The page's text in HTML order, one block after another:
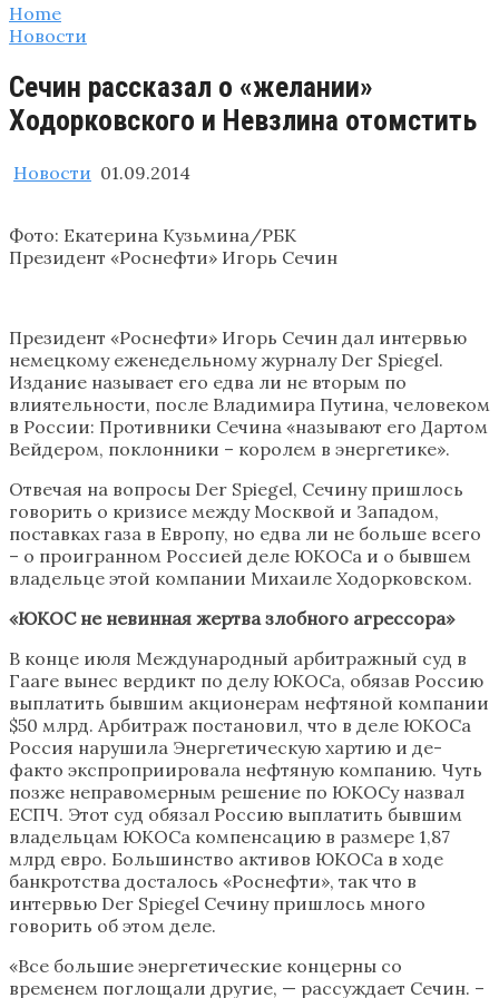
Home
Новости
Сечин рассказал о «желании»
Ходорковского и Невзлина отомстить
Новости 01.09.2014
Фото: Екатерина Кузьмина/РБК
Президент «Роснефти» Игорь Сечин
Президент «Роснефти» Игорь Сечин дал интервью
немецкому еженедельному журналу Der Spiegel.
Издание называет его едва ли не вторым по
влиятельности, после Владимира Путина, человеком
в России: Противники Сечина «называют его Дартом
Вейдером, поклонники – королем в энергетике».
Отвечая на вопросы Der Spiegel, Сечину пришлось
говорить о кризисе между Москвой и Западом,
поставках газа в Европу, но едва ли не больше всего
– о проигранном Россией деле ЮКОСа и о бывшем
владельце этой компании Михаиле Ходорковском.
«ЮКОС не невинная жертва злобного агрессора»
В конце июля Международный арбитражный суд в
Гааге вынес вердикт по делу ЮКОСа, обязав Россию
выплатить бывшим акционерам нефтяной компании
$50 млрд. Арбитраж постановил, что в деле ЮКОСа
Россия нарушила Энергетическую хартию и де-
факто экспроприировала нефтяную компанию. Чуть
позже неправомерным решение по ЮКОСу назвал
ЕСПЧ. Этот суд обязал Россию выплатить бывшим
владельцам ЮКОСа компенсацию в размере 1,87
млрд евро. Большинство активов ЮКОСа в ходе
банкротства досталось «Роснефти», так что в
интервью Der Spiegel Сечину пришлось много
говорить об этом деле.
«Все большие энергетические концерны со
временем поглощали другие, — рассуждает Сечин. –